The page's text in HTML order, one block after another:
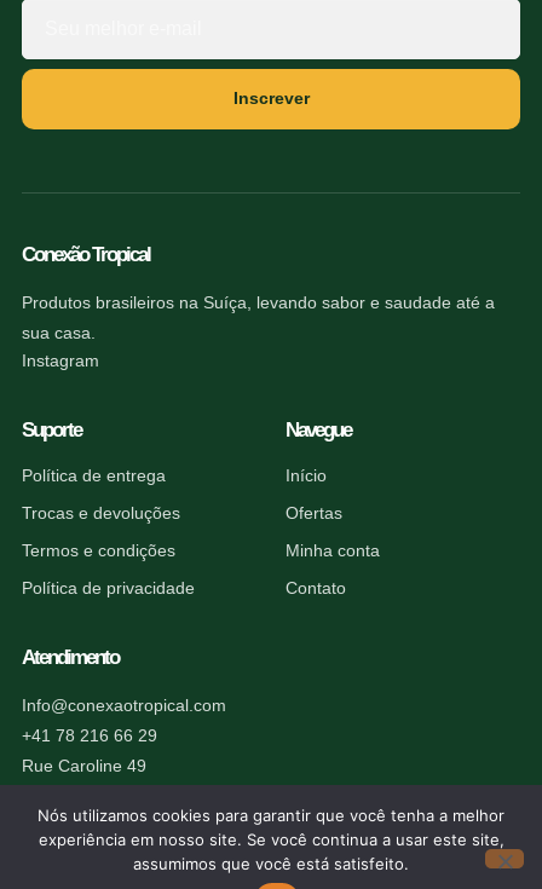
Inscrever
Conexão Tropical
Produtos brasileiros na Suíça, levando sabor e saudade até a
sua casa.
Instagram
Suporte
Política de entrega
Trocas e devoluções
Termos e condições
Política de privacidade
Navegue
Início
Ofertas
Minha conta
Contato
Atendimento
Info@conexaotropical.com
+41 78 216 66 29
Rue Caroline 49
Nós utilizamos cookies para garantir que você tenha a melhor
experiência em nosso site. Se você continua a usar este site,
assumimos que você está satisfeito.